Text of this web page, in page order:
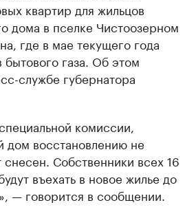
квартир для жильцов
дома в пселке Чистоозерном
где в мае текущего года
газа. Об этом
службе губернатора
комиссии,
дом восстановлению не
снесен. Собственники всех 16
въехать в новое жилье до
— говорится в сообщении.